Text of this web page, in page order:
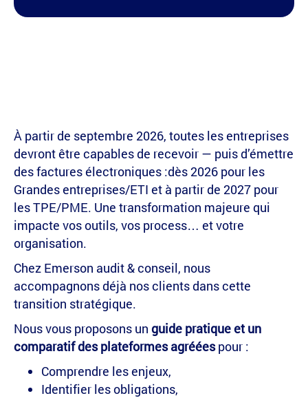
À partir de septembre 2026, toutes les entreprises
devront être capables de recevoir — puis d’émettre
des factures électroniques :dès 2026 pour les
Grandes entreprises/ETI et à partir de 2027 pour
les TPE/PME. Une transformation majeure qui
impacte vos outils, vos process… et votre
organisation.
Chez Emerson audit & conseil, nous
accompagnons déjà nos clients dans cette
transition stratégique.
Nous vous proposons un guide pratique et un
comparatif des plateformes agrééespour :
Comprendre les enjeux,
Identifier les obligations,